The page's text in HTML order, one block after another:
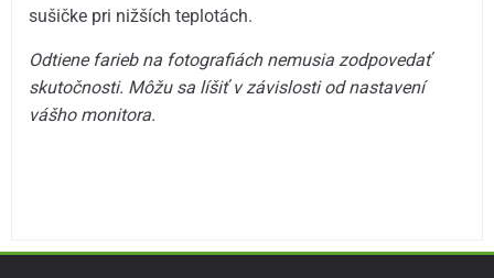
sušičke pri nižších teplotách.
Odtiene farieb na fotografiách nemusia zodpovedať
skutočnosti. Môžu sa líšiť v závislosti od nastavení
vášho monitora.